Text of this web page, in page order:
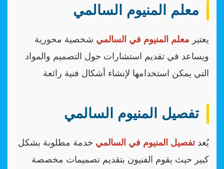
معلم المنيوم السالمي
يعتبر معلم المنيوم في السالمي شخصية محورية
ويساعد في تقديم استشارات حول التصميم والمواد
التي يمكن استخدامها لإنشاء أشكال فنية رائعة
تفصيل المنيوم السالمي
يُعدتفصيل المنيوم في السالمي خدمة مطلوبة بشكل
كبير حيث يقوم الفنيون بتقديم تصميمات مخصصة